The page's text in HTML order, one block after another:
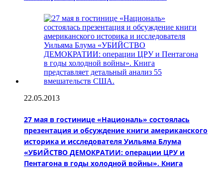
22.05.2013
27 мая в гостинице «Националь» состоялась
презентация и обсуждение книги американского
историка и исследователя Уильяма Блума
«УБИЙСТВО ДЕМОКРАТИИ: операции ЦРУ и
Пентагона в годы холодной войны». Книга